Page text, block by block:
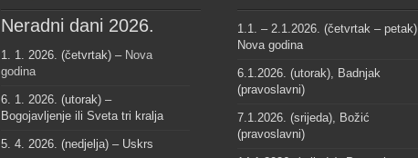
Neradni dani 2026.
1. 1. 2026. (četvrtak) – Nova
godina
6. 1. 2026. (utorak) –
Bogojavljenje ili Sveta tri kralja
5. 4. 2026. (nedjelja) – Uskrs
1.1. – 2.1.2026. (četvrtak – petak),
Nova godina
6.1.2026. (utorak), Badnjak
(pravoslavni)
7.1.2026. (srijeda), Božić
(pravoslavni)